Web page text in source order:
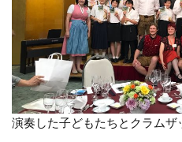
演奏した子どもたちとクラムザ